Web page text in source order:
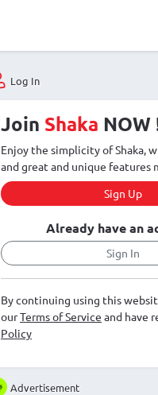
Log In
Join Shaka NOW
Enjoy the simplicity of Shaka,
and great and unique features
Sign Up
Already have an
Sign In
By continuing using this
ourTerms of Service and have
Policy
Advertisement